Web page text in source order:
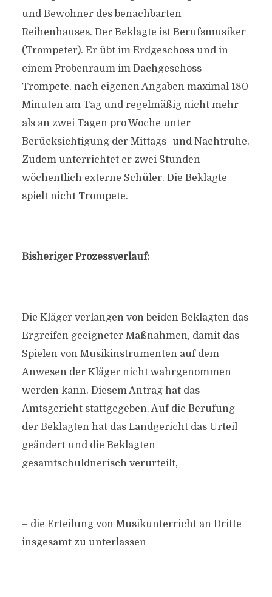
und Bewohner des benachbarten
Reihenhauses. Der Beklagte ist Berufsmusiker
(Trompeter). Er übt im Erdgeschoss und in
einem Probenraum im Dachgeschoss
Trompete, nach eigenen Angaben maximal 180
Minuten am Tag und regelmäßig nicht mehr
als an zwei Tagen pro Woche unter
Berücksichtigung der Mittags- und Nachtruhe.
Zudem unterrichtet er zwei Stunden
wöchentlich externe Schüler. Die Beklagte
spielt nicht Trompete.
Bisheriger Prozessverlauf:
Die Kläger verlangen von beiden Beklagten das
Ergreifen geeigneter Maßnahmen, damit das
Spielen von Musikinstrumenten auf dem
Anwesen der Kläger nicht wahrgenommen
werden kann. Diesem Antrag hat das
Amtsgericht stattgegeben. Auf die Berufung
der Beklagten hat das Landgericht das Urteil
geändert und die Beklagten
gesamtschuldnerisch verurteilt,
– die Erteilung von Musikunterricht an Dritte
insgesamt zu unterlassen